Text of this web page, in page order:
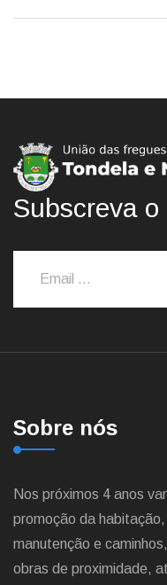
Subscreva
Sobre nós
Nos próximos 4 anos
promoção da
manutenção e
obras de proximidade,